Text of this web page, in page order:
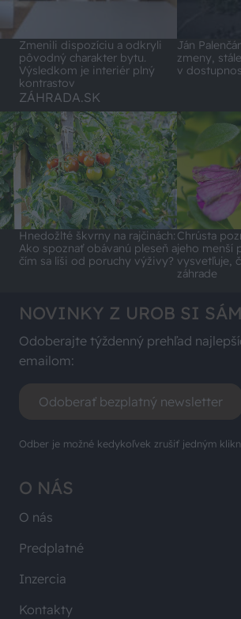
Zmenili dispozíciu a odkryli
pôvodný charakter bytu.
Výsledkom je interiér plný
kontrastov
Ján
zmeny,
v
ZÁHRADA.SK
Hnedožlté škvrny na rajčinách:
Ako spoznať obávanú pleseň a
čím sa líši od poruchy výživy?
Chrústa
jeho menší
vysvetľuje,
záhrade
O NÁS
O nás
Predplatné
Inzercia
Kontakty
NOVINKY Z UROB SI SÁM
Odoberajte týždenný prehľad
emailom:
Odoberať bezplatný newsletter
Odber je možné kedykoľvek zrušiť jedným